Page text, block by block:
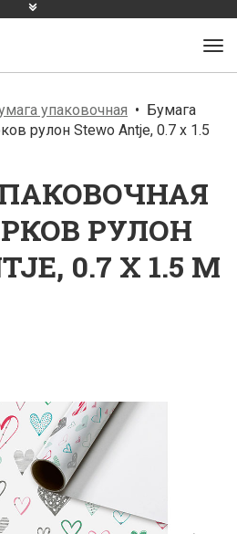
упаковочная
Бумага
рулон Stewo Antje, 0.7 x 1.5
РУЛОН
0.7 X 1.5 М